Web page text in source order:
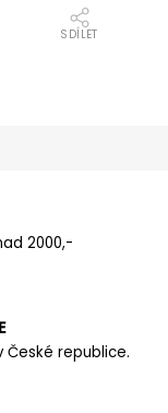
SDÍLET
2000,-
České republice.